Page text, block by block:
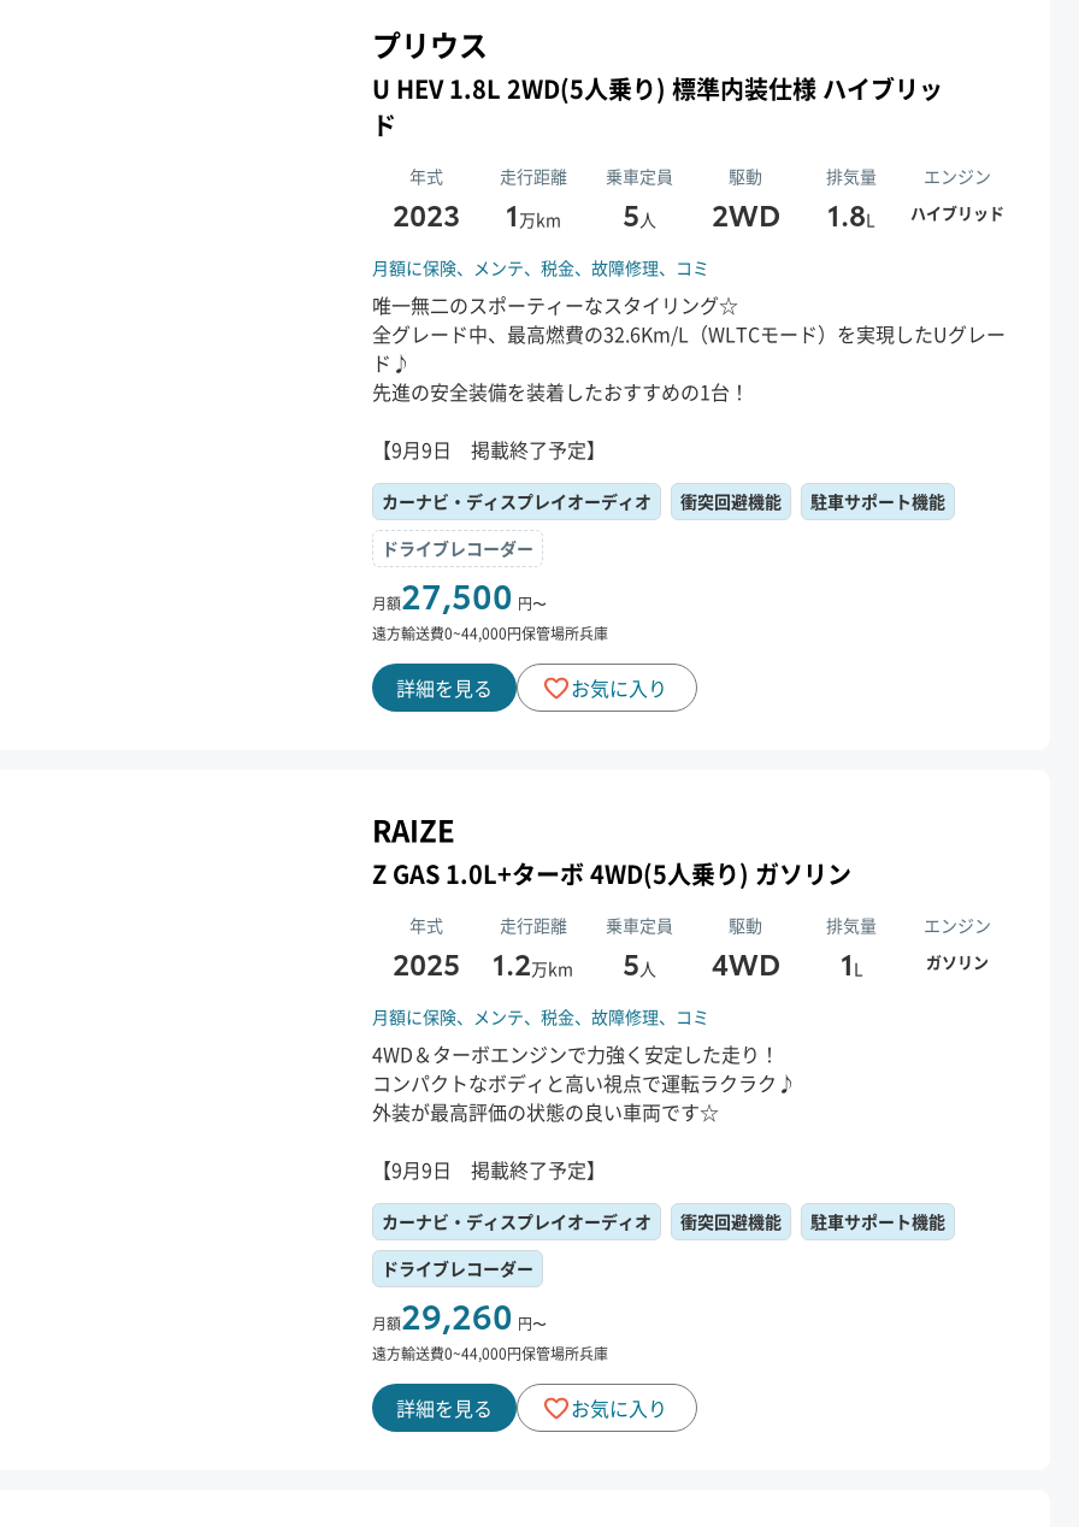
プリウス
U HEV 1.8L 2WD(5人乗り) 標準内装仕様 ハイブリッ
ド
年式 走行距離 乗車定員 駆動 排気量 エンジン
2023 1 万km 5人 2WD 1.8L ハイブリッド
月額に保険、 メンテ、税金、故障修理、 コミ
唯一無二のスポーティーなスタイリング☆
全グレード中、最高燃費の32.6Km/L（WLTCモード）を実現したUグレー
ド♪
先進の安全装備を装着したおすすめの1台！
【9月9日 掲載終了予定】
カーナビ・ディスプレイオーディオ 衝突回避機能
駐車サポート機能
ドライブレコーダー
月額27,500 円〜
遠方輸送費0~44,000円保管場所兵庫
詳細を見る お気に入り
RAIZE
Z GAS 1.0L+ターボ 4WD(5人乗り) ガソリン
年式 走行距離 乗車定員 駆動 排気量 エンジン
2025 1.2万km 5人 4WD 1 L ガソリン
月額に保険、 メンテ、税金、故障修理、 コミ
4WD＆ターボエンジンで力強く安定した走り！
コンパクトなボディと高い視点で運転ラクラク♪
外装が最高評価の状態の良い車両です☆
【9月9日 掲載終了予定】
カーナビ・ディスプレイオーディオ 衝突回避機能
駐車サポート機能
ドライブレコーダー
月額29,260 円〜
遠方輸送費0~44,000円保管場所兵庫
詳細を見る お気に入り